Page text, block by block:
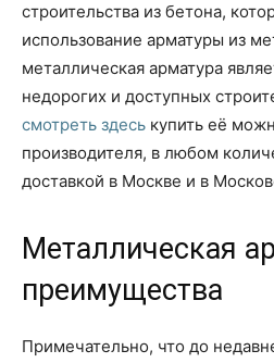
строительства из бетона,
использование арматуры из
металлическая арматура
недорогих и доступных
смотреть здесь купить её
производителя, в любом
доставкой в Москве и в
Металлическая
преимущества
Примечательно, что до